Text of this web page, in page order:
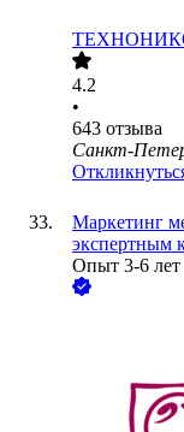
4.2
•
643 отзыва
Санкт-
Маркетинг
экспертным
Опыт 3-6 лет